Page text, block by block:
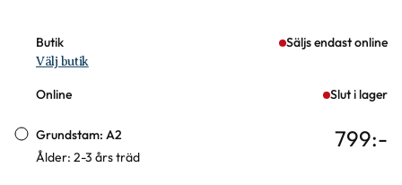
Butik Säljs endast online
Välj butik
Online Slut i lager
Grundstam: A2
Ålder: 2-3 års träd
799:-